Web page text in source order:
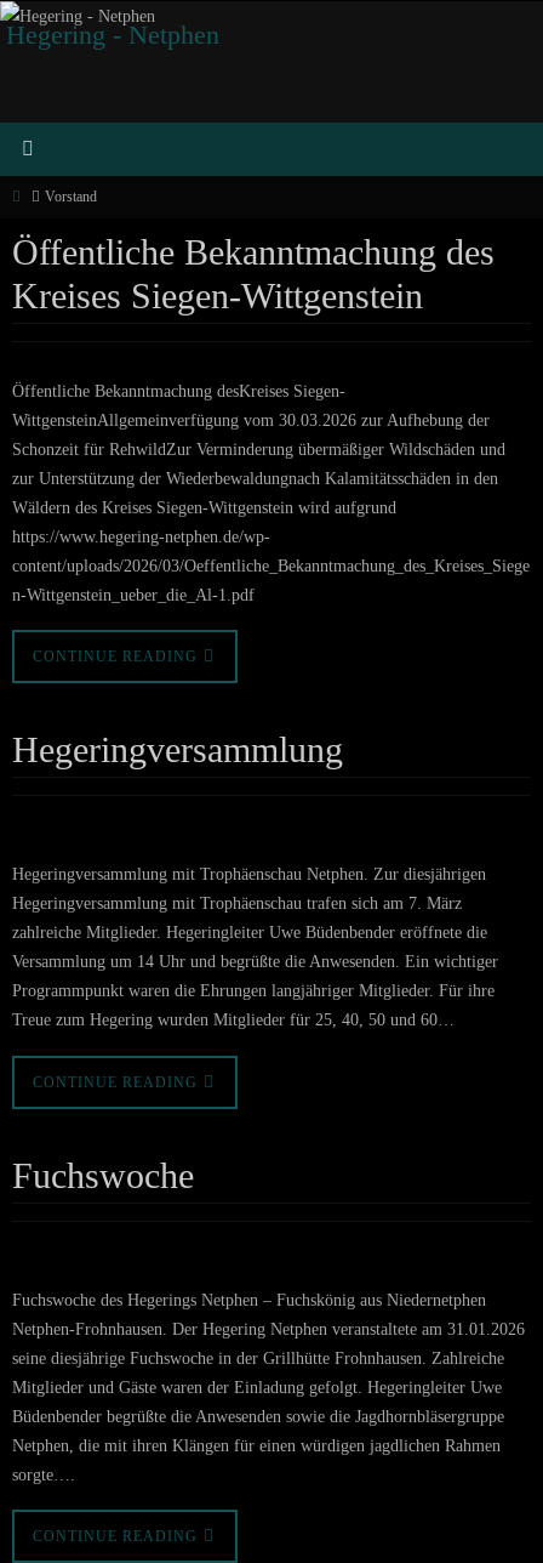
Zum
Inhalt
Hegering - Netphen
StartVorstand
Öffentliche Bekanntmachung des
Kreises Siegen-Wittgenstein
Öffentliche Bekanntmachung desKreises Siegen-
WittgensteinAllgemeinverfügung vom 30.03.2026 zur Aufhebung der
Schonzeit für RehwildZur Verminderung übermäßiger Wildschäden und
zur Unterstützung der Wiederbewaldungnach Kalamitätsschäden in den
Wäldern des Kreises Siegen-Wittgenstein wird aufgrund
https://www.hegering-netphen.de/wp-
content/uploads/2026/03/Oeffentliche_Bekanntmachung_des_Kreises_Siege
n-Wittgenstein_ueber_die_Al-1.pdf
CONTINUE READING
Hegeringversammlung
Hegeringversammlung mit Trophäenschau Netphen. Zur diesjährigen
Hegeringversammlung mit Trophäenschau trafen sich am 7. März
zahlreiche Mitglieder. Hegeringleiter Uwe Büdenbender eröffnete die
Versammlung um 14 Uhr und begrüßte die Anwesenden. Ein wichtiger
Programmpunkt waren die Ehrungen langjähriger Mitglieder. Für ihre
Treue zum Hegering wurden Mitglieder für 25, 40, 50 und 60…
CONTINUE READING
Fuchswoche
Fuchswoche des Hegerings Netphen – Fuchskönig aus Niedernetphen
Netphen-Frohnhausen. Der Hegering Netphen veranstaltete am 31.01.2026
seine diesjährige Fuchswoche in der Grillhütte Frohnhausen. Zahlreiche
Mitglieder und Gäste waren der Einladung gefolgt. Hegeringleiter Uwe
Büdenbender begrüßte die Anwesenden sowie die Jagdhornbläsergruppe
Netphen, die mit ihren Klängen für einen würdigen jagdlichen Rahmen
sorgte….
CONTINUE READING